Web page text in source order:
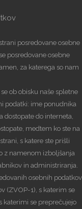
posredovane osebne
posredovane osebne
za katerega so nam
ob obisku naše spletne
podatki: ime ponudnika
dostopate do interneta,
medtem ko ste na
s katere ste prišli
z namenom izboljšanja
in administriranja.
osebnih podatkov
(ZVOP-1), s katerim se
katerimi se preprečujejo